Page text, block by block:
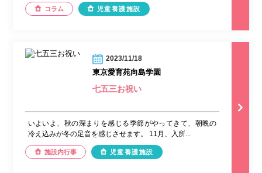
コラム 児童養護施設
2023/11/18
東京愛育苑向島学園
七五三お祝い
いよいよ、秋の深まりを感じる季節がやってきて、朝晩の
冷え込みが冬の足音を感じさせます。 11月、入所...
施設内行事 児童養護施設